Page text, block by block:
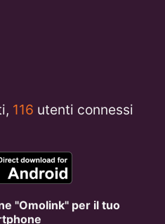
116 utenti connessi
"Omolink" per il tuo